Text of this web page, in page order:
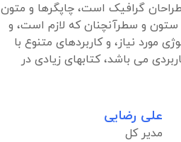
گرافیک است، چاپگرها و متون
ستون و سطرآنچنان که لازم است، و
مورد نیاز، و کاربردهای متنوع با
می باشد، کتابهای زیادی در
علی رضایی
مدیر کل